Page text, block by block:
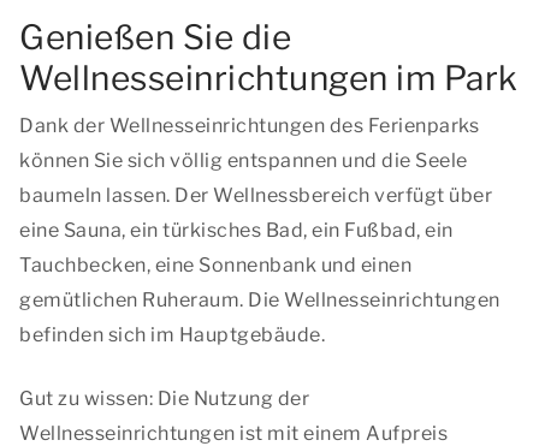
Genießen Sie die
Wellnesseinrichtungen im Park
Dank der Wellnesseinrichtungen des Ferienparks
können Sie sich völlig entspannen und die Seele
baumeln lassen. Der Wellnessbereich verfügt über
eine Sauna, ein türkisches Bad, ein Fußbad, ein
Tauchbecken, eine Sonnenbank und einen
gemütlichen Ruheraum. Die Wellnesseinrichtungen
befinden sich im Hauptgebäude.
Gut zu wissen: Die Nutzung der
Wellnesseinrichtungen ist mit einem Aufpreis